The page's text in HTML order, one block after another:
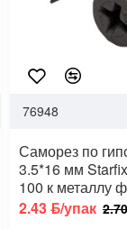
76948
Саморез по
3.5*16 мм
100 к металлу
2.43 ƃ/упак